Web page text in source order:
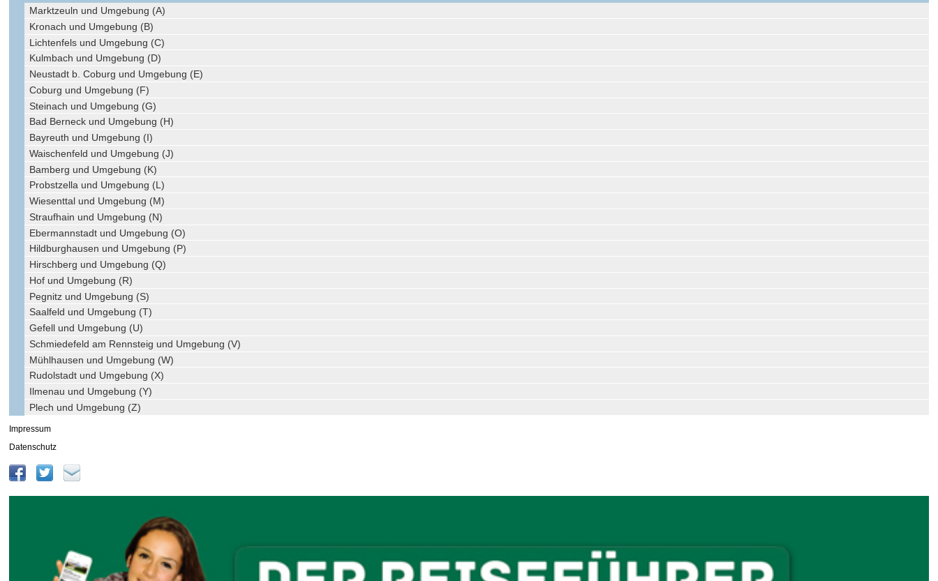
Marktzeuln und Umgebung (A)
Kronach und Umgebung (B)
Lichtenfels und Umgebung (C)
Kulmbach und Umgebung (D)
Neustadt b. Coburg und Umgebung (E)
Coburg und Umgebung (F)
Steinach und Umgebung (G)
Bad Berneck und Umgebung (H)
Bayreuth und Umgebung (I)
Waischenfeld und Umgebung (J)
Bamberg und Umgebung (K)
Probstzella und Umgebung (L)
Wiesenttal und Umgebung (M)
Straufhain und Umgebung (N)
Ebermannstadt und Umgebung (O)
Hildburghausen und Umgebung (P)
Hirschberg und Umgebung (Q)
Hof und Umgebung (R)
Pegnitz und Umgebung (S)
Saalfeld und Umgebung (T)
Gefell und Umgebung (U)
Schmiedefeld am Rennsteig und Umgebung (V)
Mühlhausen und Umgebung (W)
Rudolstadt und Umgebung (X)
Ilmenau und Umgebung (Y)
Plech und Umgebung (Z)
Impressum
Datenschutz